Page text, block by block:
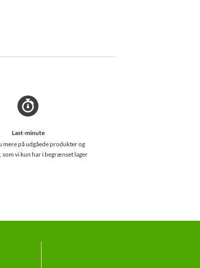
Last-minute
mere på udgåede produkter og
vi kun har i begrænset lager